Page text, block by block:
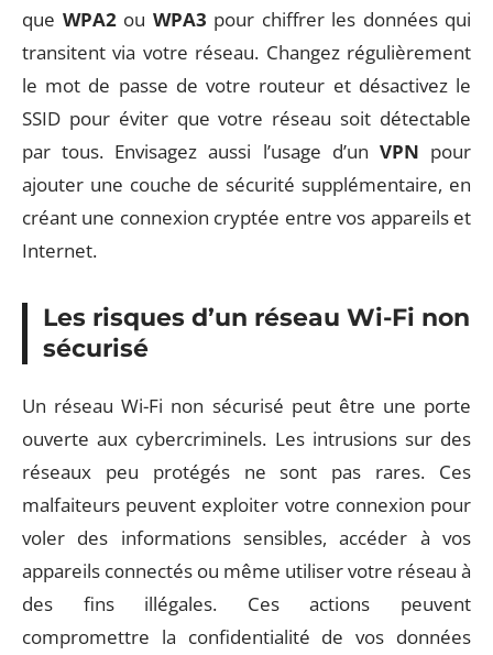
que WPA2ou WPA3 pour chiffrer les données qui
transitent via votre réseau. Changez régulièrement
le mot de passe de votre routeur et désactivez le
SSID pour éviter que votre réseau soit détectable
par tous. Envisagez aussi l’usage d’un VPN pour
ajouter une couche de sécurité supplémentaire, en
créant une connexion cryptée entre vos appareils et
Internet.
Les risques d’un réseau Wi-Fi non
sécurisé
Un réseau Wi-Fi non sécurisé peut être une porte
ouverte aux cybercriminels. Les intrusions sur des
réseaux peu protégés ne sont pas rares. Ces
malfaiteurs peuvent exploiter votre connexion pour
voler des informations sensibles, accéder à vos
appareils connectés ou même utiliser votre réseau à
des fins illégales. Ces actions peuvent
compromettre la confidentialité de vos données